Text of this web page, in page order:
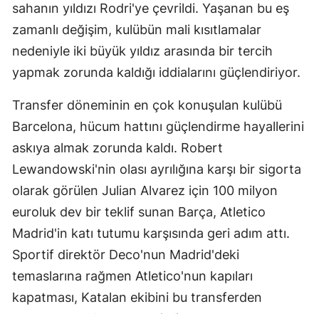
sahanın yıldızı Rodri'ye çevrildi. Yaşanan bu eş
zamanlı değişim, kulübün mali kısıtlamalar
nedeniyle iki büyük yıldız arasında bir tercih
yapmak zorunda kaldığı iddialarını güçlendiriyor.
Transfer döneminin en çok konuşulan kulübü
Barcelona, hücum hattını güçlendirme hayallerini
askıya almak zorunda kaldı. Robert
Lewandowski'nin olası ayrılığına karşı bir sigorta
olarak görülen Julian Alvarez için 100 milyon
euroluk dev bir teklif sunan Barça, Atletico
Madrid'in katı tutumu karşısında geri adım attı.
Sportif direktör Deco'nun Madrid'deki
temaslarına rağmen Atletico'nun kapıları
kapatması, Katalan ekibini bu transferden